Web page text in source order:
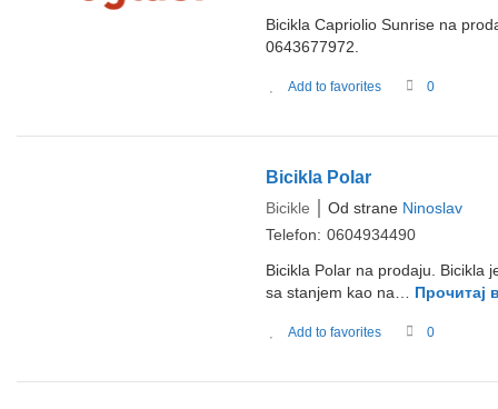
Bicikla Capriolio Sunrise na
0643677972.
Add to favorites 0
Bicikla Polar
Bicikle Od strane Ninoslav
Telefon: 0604934490
Bicikla Polar na prodaju. Bicikla
sa stanjem kao na…
Прочитај
Add to favorites 0